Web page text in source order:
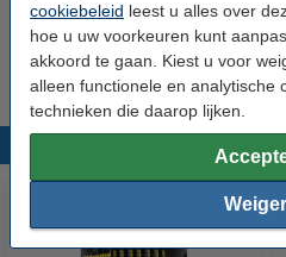
cookiebeleid leest u alles over
hoe u uw voorkeuren kunt
akkoord te gaan. Kiest u voor
alleen functionele en analytische
technieken die daarop lijken.
Tip
Wij adviseren u om deze tape i.p.v.
Populaire